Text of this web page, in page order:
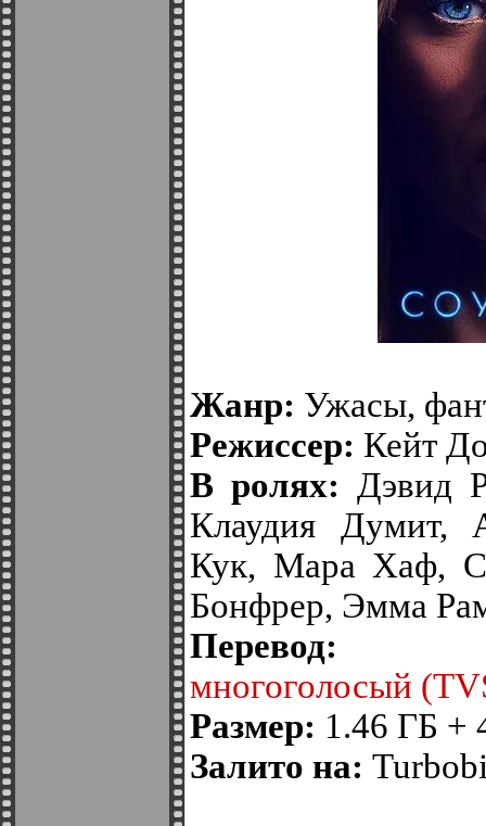
Жанр: Ужасы,
Режиссер: Кейт
В ролях: Дэвид
Клаудия Думит,
Кук, Мара Хаф,
Бонфрер, Эмма
многоголосый
Размер: 1.46 ГБ +
Залито на: